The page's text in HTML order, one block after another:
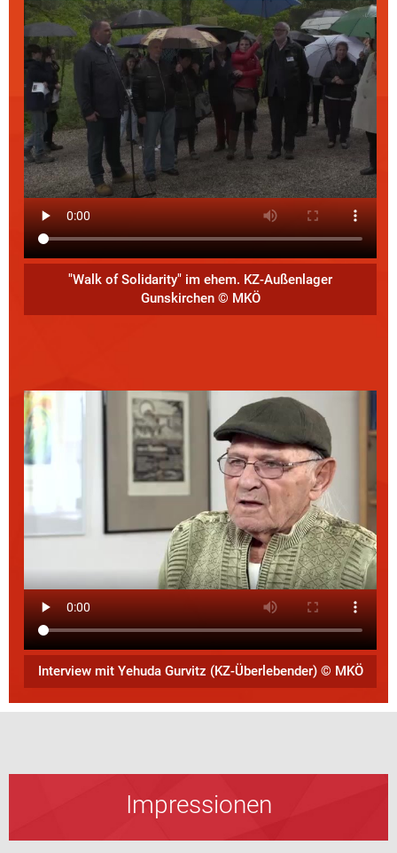
"Walk of Solidarity" im ehem. KZ-Außenlager
Gunskirchen © MKÖ
Interview mit Yehuda Gurvitz (KZ-Überlebender) © MKÖ
Impressionen